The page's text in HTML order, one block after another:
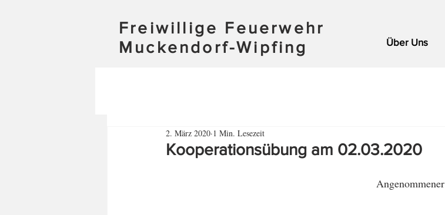
Freiwillige Feuerwehr
Muckendorf-Wipfing
Über Uns
Kooperationsübung am 02.03.2020
2. März 2020 1 Min. Lesezeit